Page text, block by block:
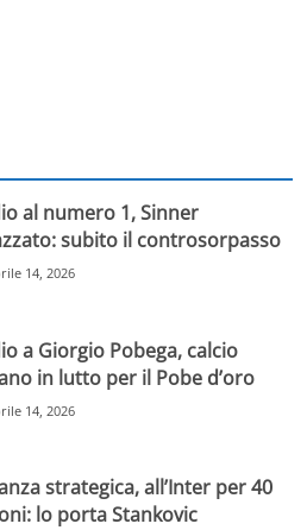
al numero 1, Sinner
subito il controsorpasso
14, 2026
a Giorgio Pobega, calcio
in lutto per il Pobe d’oro
14, 2026
strategica, all’Inter per 40
lo porta Stankovic